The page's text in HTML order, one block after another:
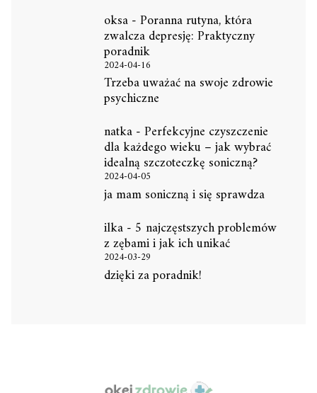
oksa-Poranna rutyna, która
zwalcza depresję: Praktyczny
poradnik
2024-04-16
Trzeba uważać na swoje zdrowie
psychiczne
natka-Perfekcyjne czyszczenie
dla każdego wieku – jak wybrać
idealną szczoteczkę soniczną?
2024-04-05
ja mam soniczną i się sprawdza
ilka- 5 najczęstszych problemów
z zębami i jak ich unikać
2024-03-29
dzięki za poradnik!